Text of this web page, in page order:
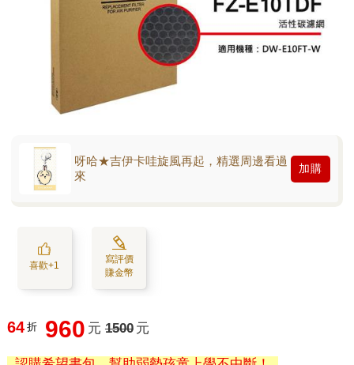
呀哈★吉伊卡哇旋風再起，精選周邊看過
來
加購
喜歡+1
寫評價
賺金幣
64 折 960 元 1500 元